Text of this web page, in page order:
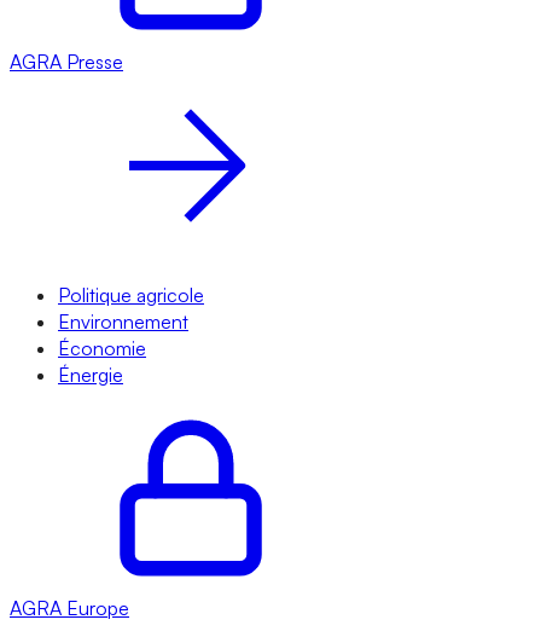
AGRA Presse
Politique agricole
Environnement
Économie
Énergie
AGRA Europe